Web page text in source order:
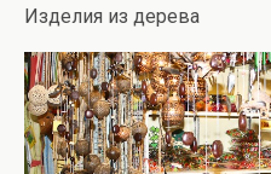
Изделия из дерева